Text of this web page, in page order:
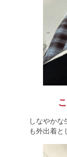
しなやかな
も外出着と